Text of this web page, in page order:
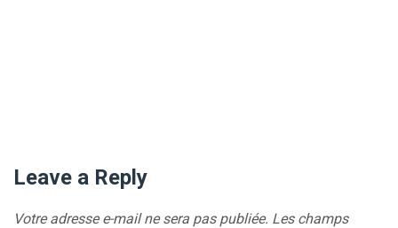
Leave a Reply
Votre adresse e-mail ne sera pas publiée. Les champs